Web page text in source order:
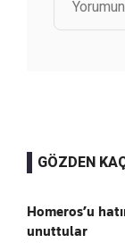
GÖZDEN
Homeros’u
unuttular